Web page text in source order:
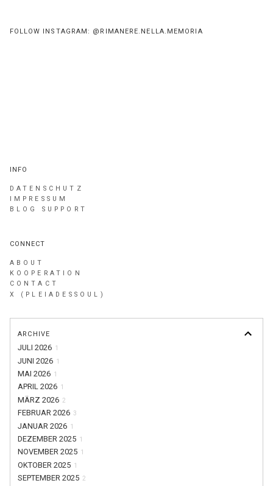
FOLLOW INSTAGRAM: @RIMANERE.NELLA.MEMORIA
INFO
DATENSCHUTZ
IMPRESSUM
BLOG SUPPORT
CONNECT
ABOUT
KOOPERATION
CONTACT
X (PLEIADESSOUL)
ARCHIVE
JULI 2026 1
JUNI 2026 1
MAI 2026 1
APRIL 2026 1
MÄRZ 2026 2
FEBRUAR 2026 3
JANUAR 2026 1
DEZEMBER 2025 1
NOVEMBER 2025 1
OKTOBER 2025 1
SEPTEMBER 2025 2